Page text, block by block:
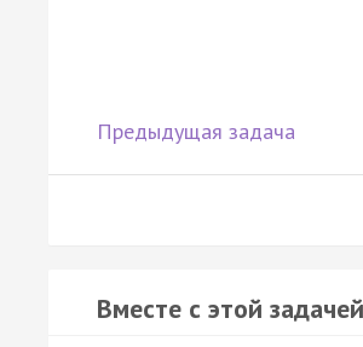
Предыдущая задача
Вместе с этой